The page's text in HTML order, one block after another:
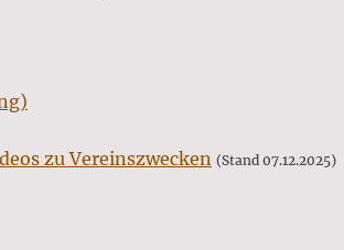
zu Vereinszwecken (Stand 07.12.2025)